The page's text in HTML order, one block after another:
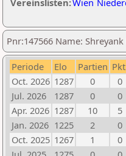
Vereinslisten:Wien
Pnr:147566 Name:
Periode Elo Partien
Oct. 2026 1287 0
0
Jul. 2026
1287 0
0
Apr. 2026 1287 10
5
Jan. 2026 1225 2
0
Oct. 2025 1267 1
0